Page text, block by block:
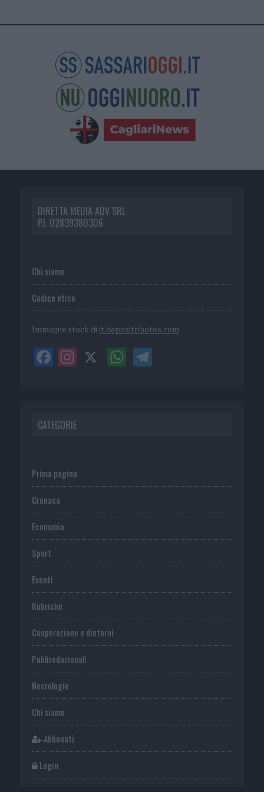
DIRETTA MEDIA ADV SRL
P.I. 02839380306
Chi siamo
Codice etico
Immagini stock di it.depositphotos.com
CATEGORIE
Prima pagina
Cronaca
Economia
Sport
Eventi
Rubriche
Cooperazione e dintorni
Publiredazionali
Necrologie
Chi siamo
Abbonati
Login